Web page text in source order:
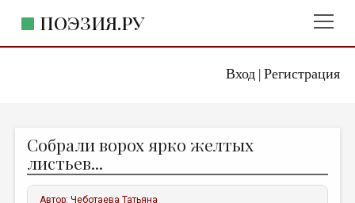
Вход| Регистрация
ПОЭЗИЯ.РУ
ЖАНРЫ
АВТОРЫ
Собрали ворох ярко желтых
листьев...
Автор:Чеботаева Татьяна